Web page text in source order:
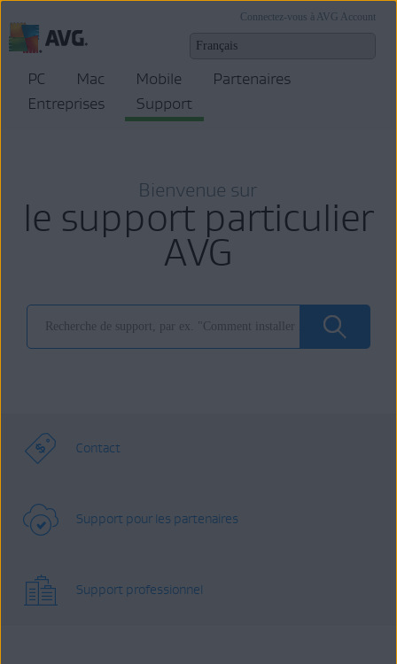
Connectez-vous à AVG Account
PC Mac Mobile
Partenaires
Entreprises
Support
Bienvenue sur
le support particulier
AVG
Contact
Support pour les partenaires
Support professionnel